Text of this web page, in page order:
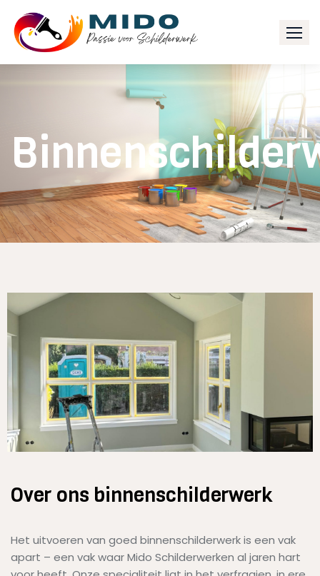
Over ons binnenschilderwerk
Het uitvoeren van goed binnenschilderwerk is een vak
apart – een vak waar Mido Schilderwerken al jaren hart